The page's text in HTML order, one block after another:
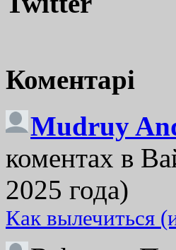
Коментарі
Mudruy
коментах в
2025 года)
Как вылечиться